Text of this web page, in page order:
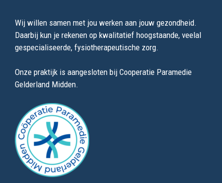
Wij willen samen met jou werken aan jouw gezondheid.
Daarbij kun je rekenen op kwalitatief hoogstaande, veelal
gespecialiseerde, fysiotherapeutische zorg.
Onze praktijk is aangesloten bij Cooperatie Paramedie
Gelderland Midden.